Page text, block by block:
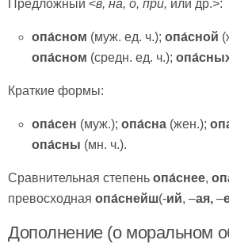
Предложный <в, на, о, при, или др.>:
опа́сном (муж. ед. ч.);опа́сной
опа́сном (средн. ед. ч.);опа́сн
Краткие формы:
опа́сен (муж.);опа́сна (жен.);
опа́сны (мн. ч.).
Сравнительная степень опа́снее,
превосходная опа́снейш(-ий, –ая, –
Дополнение (о моральном